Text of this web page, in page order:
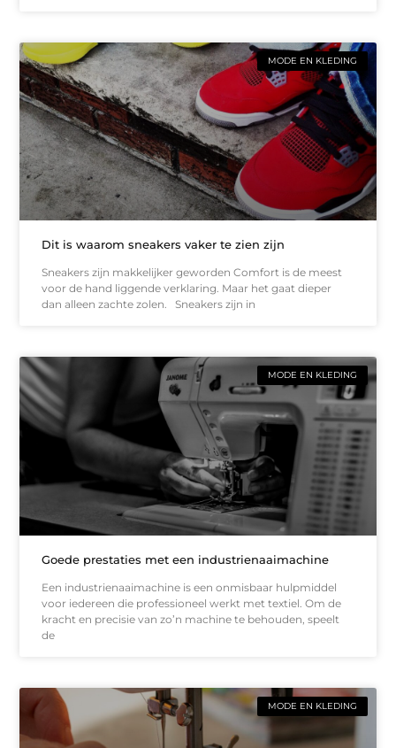
MODE EN KLEDING
Dit is waarom sneakers vaker te zien zijn
Sneakers zijn makkelijker geworden Comfort is de meest
voor de hand liggende verklaring. Maar het gaat dieper
dan alleen zachte zolen. Sneakers zijn in
MODE EN KLEDING
Goede prestaties met een industrienaaimachine
Een industrienaaimachine is een onmisbaar hulpmiddel
voor iedereen die professioneel werkt met textiel. Om de
kracht en precisie van zo’n machine te behouden, speelt
de
MODE EN KLEDING